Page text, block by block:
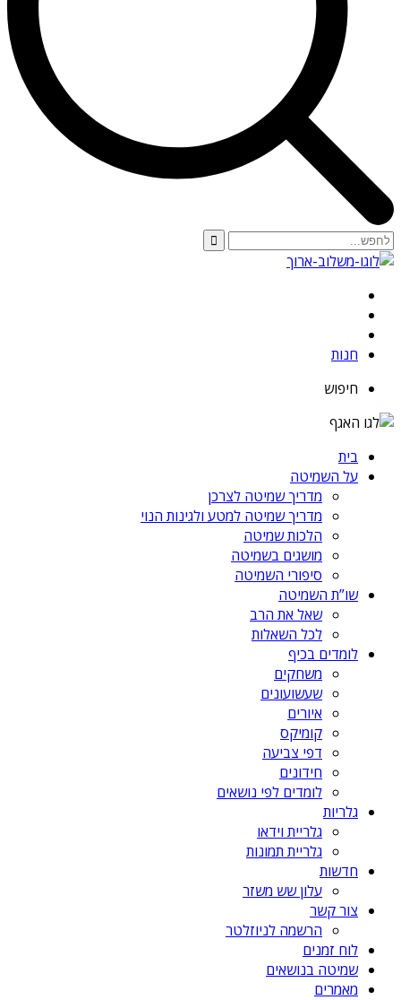
חנות
חיפוש
בית
על השמיטה
מדריך שמיטה לצרכן
מדריך שמיטה למטע ולגינות הנוי
הלכות שמיטה
מושגים בשמיטה
סיפורי השמיטה
שו”ת השמיטה
שאל את הרב
לכל השאלות
לומדים בכיף
משחקים
שעשועונים
איורים
קומיקס
דפי צביעה
חידונים
לומדים לפי נושאים
גלריות
גלריית וידאו
גלריית תמונות
חדשות
עלון שש משזר
צור קשר
הרשמה לניוזלטר
לוח זמנים
שמיטה בנושאים
מאמרים